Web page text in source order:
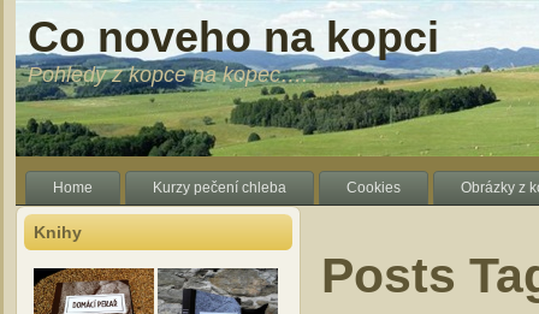
Co noveho na kopci
Pohledy z kopce na kopec….
Home Kurzy pečení chleba Cookies Obrázky z
Knihy
Posts